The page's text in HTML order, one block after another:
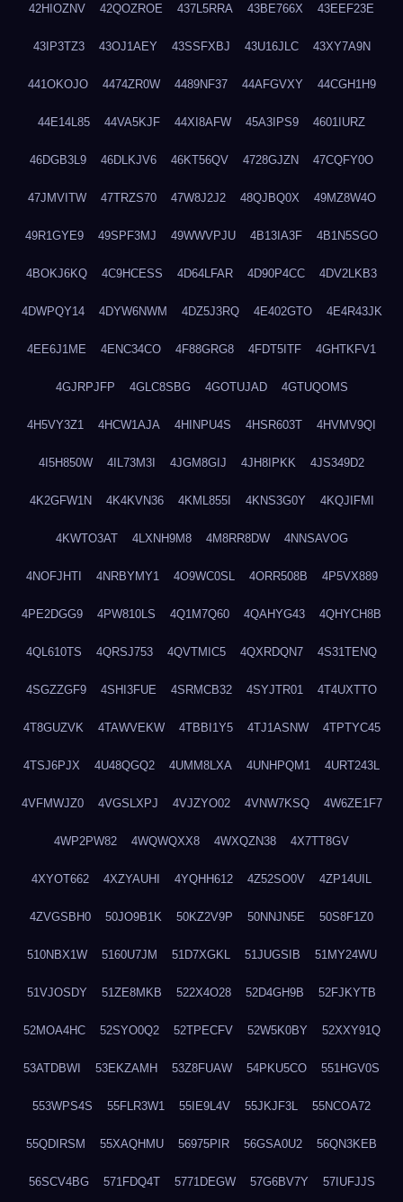
42HIOZNV 42QOZROE 437L5RRA 43BE766X 43EEF23E
43IP3TZ3 43OJ1AEY 43SSFXBJ 43U16JLC 43XY7A9N
441OKOJO 4474ZR0W 4489NF37 44AFGVXY 44CGH1H9
44E14L85 44VA5KJF 44XI8AFW 45A3IPS9 4601IURZ
46DGB3L9 46DLKJV6 46KT56QV 4728GJZN 47CQFY0O
47JMVITW 47TRZS70 47W8J2J2 48QJBQ0X 49MZ8W4O
49R1GYE9 49SPF3MJ 49WWVPJU 4B13IA3F 4B1N5SGO
4BOKJ6KQ 4C9HCESS 4D64LFAR 4D90P4CC 4DV2LKB3
4DWPQY14 4DYW6NWM 4DZ5J3RQ 4E402GTO 4E4R43JK
4EE6J1ME 4ENC34CO 4F88GRG8 4FDT5ITF 4GHTKFV1
4GJRPJFP 4GLC8SBG 4GOTUJAD 4GTUQOMS
4H5VY3Z1 4HCW1AJA 4HINPU4S 4HSR603T 4HVMV9QI
4I5H850W 4IL73M3I 4JGM8GIJ 4JH8IPKK 4JS349D2
4K2GFW1N 4K4KVN36 4KML855I 4KNS3G0Y 4KQJIFMI
4KWTO3AT 4LXNH9M8 4M8RR8DW 4NNSAVOG
4NOFJHTI 4NRBYMY1 4O9WC0SL 4ORR508B 4P5VX889
4PE2DGG9 4PW810LS 4Q1M7Q60 4QAHYG43 4QHYCH8B
4QL610TS 4QRSJ753 4QVTMIC5 4QXRDQN7 4S31TENQ
4SGZZGF9 4SHI3FUE 4SRMCB32 4SYJTR01 4T4UXTTO
4T8GUZVK 4TAWVEKW 4TBBI1Y5 4TJ1ASNW 4TPTYC45
4TSJ6PJX 4U48QGQ2 4UMM8LXA 4UNHPQM1 4URT243L
4VFMWJZ0 4VGSLXPJ 4VJZYO02 4VNW7KSQ 4W6ZE1F7
4WP2PW82 4WQWQXX8 4WXQZN38 4X7TT8GV
4XYOT662 4XZYAUHI 4YQHH612 4Z52SO0V 4ZP14UIL
4ZVGSBH0 50JO9B1K 50KZ2V9P 50NNJN5E 50S8F1Z0
510NBX1W 5160U7JM 51D7XGKL 51JUGSIB 51MY24WU
51VJOSDY 51ZE8MKB 522X4O28 52D4GH9B 52FJKYTB
52MOA4HC 52SYO0Q2 52TPECFV 52W5K0BY 52XXY91Q
53ATDBWI 53EKZAMH 53Z8FUAW 54PKU5CO 551HGV0S
553WPS4S 55FLR3W1 55IE9L4V 55JKJF3L 55NCOA72
55QDIRSM 55XAQHMU 56975PIR 56GSA0U2 56QN3KEB
56SCV4BG 571FDQ4T 5771DEGW 57G6BV7Y 57IUFJJS